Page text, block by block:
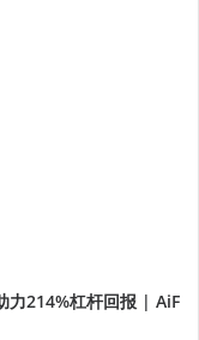
力214%杠杆回报 | AiF